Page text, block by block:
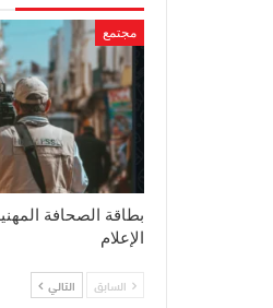
مجتمع
بطاقة الصحافة
الإعلام
السابق التالي